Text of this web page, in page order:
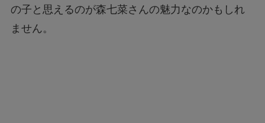
の子と思えるのが森七菜さんの魅力なのかもしれ
ません。